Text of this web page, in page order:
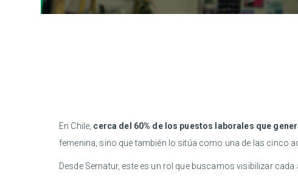
En Chile, cerca del 60% de los puestos laborales que
femenina, sino que también lo sitúa como una de las cinco
Desde Sernatur, este es un rol que buscamos visibilizar